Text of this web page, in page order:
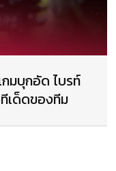
มบุกอัด ไบรท์
เด็ดของทีม